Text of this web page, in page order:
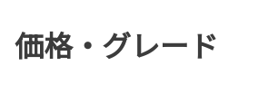
価格・グレード